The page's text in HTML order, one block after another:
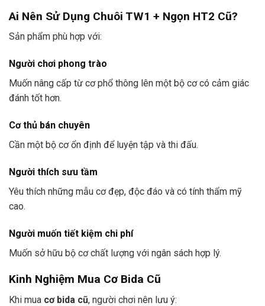
Ai Nên Sử Dụng Chuôi TW1 + Ngọn HT2 Cũ?
Sản phẩm phù hợp với:
Người chơi phong trào
Muốn nâng cấp từ cơ phổ thông lên một bộ cơ có cảm giác
đánh tốt hơn.
Cơ thủ bán chuyên
Cần một bộ cơ ổn định để luyện tập và thi đấu.
Người thích sưu tầm
Yêu thích những mẫu cơ đẹp, độc đáo và có tính thẩm mỹ
cao.
Người muốn tiết kiệm chi phí
Muốn sở hữu bộ cơ chất lượng với ngân sách hợp lý.
Kinh Nghiệm Mua Cơ Bida Cũ
Khi mua cơ bida cũ, người chơi nên lưu ý: